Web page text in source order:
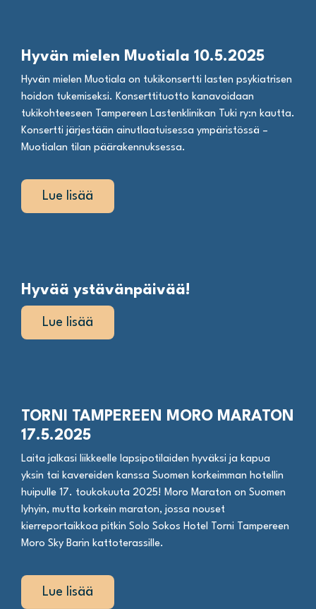
Hyvän mielen Muotiala 10.5.2025
Hyvän mielen Muotiala on tukikonsertti lasten psykiatrisen
hoidon tukemiseksi. Konserttituotto kanavoidaan
tukikohteeseen Tampereen Lastenklinikan Tuki ry:n kautta.
Konsertti järjestään ainutlaatuisessa ympäristössä –
Muotialan tilan päärakennuksessa.
Lue lisää
Hyvää ystävänpäivää!
Lue lisää
TORNI TAMPEREEN MORO MARATON
17.5.2025
Laita jalkasi liikkeelle lapsipotilaiden hyväksi ja kapua
yksin tai kavereiden kanssa Suomen korkeimman hotellin
huipulle 17. toukokuuta 2025! Moro Maraton on Suomen
lyhyin, mutta korkein maraton, jossa nouset
kierreportaikkoa pitkin Solo Sokos Hotel Torni Tampereen
Moro Sky Barin kattoterassille.
Lue lisää